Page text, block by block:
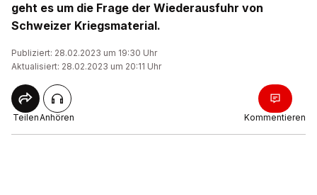
geht es um die Frage der Wiederausfuhr von
Schweizer Kriegsmaterial.
Publiziert: 28.02.2023 um 19:30 Uhr
Aktualisiert: 28.02.2023 um 20:11 Uhr
TeilenAnhören Kommentieren